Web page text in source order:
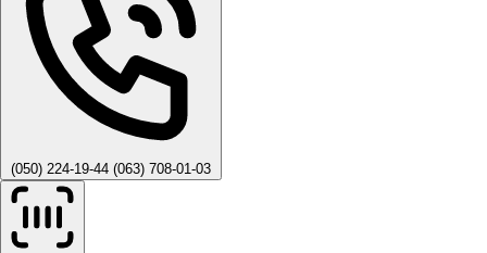
(050) 224-19-44 (063) 708-01-03